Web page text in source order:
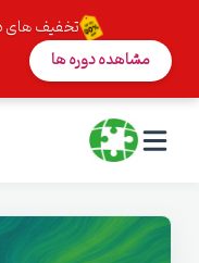
تخفیف های
مشاهده دوره ها